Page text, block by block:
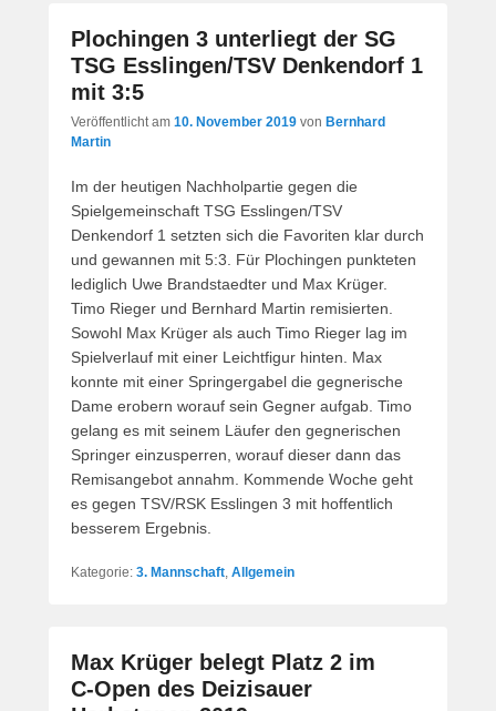
Plochingen 3 unterliegt der SG
TSG Esslingen/TSV Denkendorf 1
mit 3:5
Veröffentlicht am 10. November 2019 von Bernhard
Martin
Im der heutigen Nachholpartie gegen die
Spielgemeinschaft TSG Esslingen/TSV
Denkendorf 1 setzten sich die Favoriten klar durch
und gewannen mit 5:3. Für Plochingen punkteten
lediglich Uwe Brandstaedter und Max Krüger.
Timo Rieger und Bernhard Martin remisierten.
Sowohl Max Krüger als auch Timo Rieger lag im
Spielverlauf mit einer Leichtfigur hinten. Max
konnte mit einer Springergabel die gegnerische
Dame erobern worauf sein Gegner aufgab. Timo
gelang es mit seinem Läufer den gegnerischen
Springer einzusperren, worauf dieser dann das
Remisangebot annahm. Kommende Woche geht
es gegen TSV/RSK Esslingen 3 mit hoffentlich
besserem Ergebnis.
Kategorie: 3. Mannschaft, Allgemein
Max Krüger belegt Platz 2 im
C‑Open des Deizisauer